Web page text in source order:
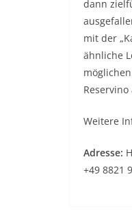
dann
mit der
ähnliche
Weitere
Adresse:
+49 8821